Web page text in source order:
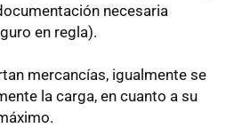
necesaria
en regla).
mercancías, igualmente se
la carga, en cuanto a su